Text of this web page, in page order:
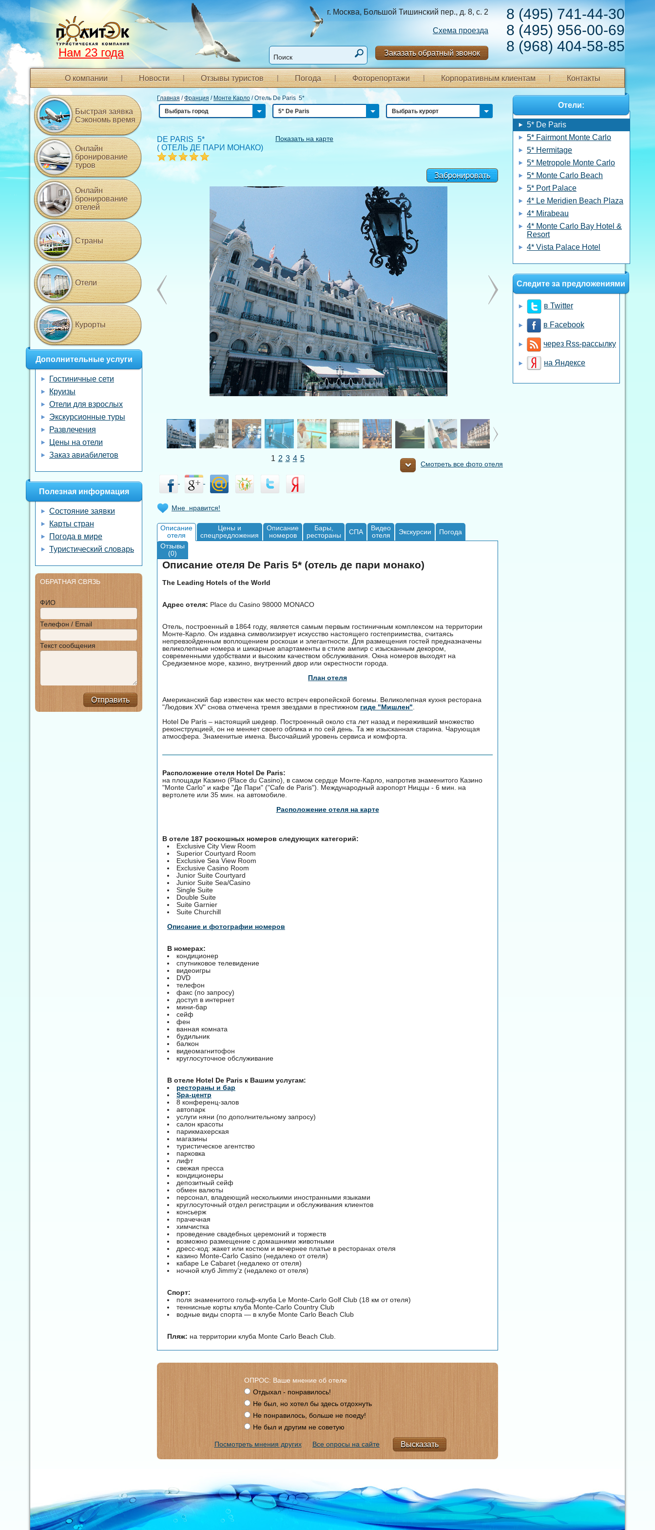
8 (495) 741-44-30
8 (495) 956-00-69
8 (968) 404-58-85
г. Москва, Большой Тишинский пер., д. 8, с. 2
Схема проезда
Заказать обратный звонок
Нам 23 года
О компании Новости Отзывы туристов Погода Фоторепортажи Корпоративным клиентам Контакты
Главная /Франция / Монте Карло /Отель De Paris 5*
Выбрать город
5* De Paris Выбрать курорт
DE PARIS 5*
( ОТЕЛЬ ДЕ ПАРИ МОНАКО)
Показать на карте
Забронировать
Смотреть все фото отеля
1 2 3 4 5
Мне нравится!
Описание
отеля
Цены и
спецпредложения
Описание
номеров
Бары,
рестораны
СПА
Видео
отеля
Экскурсии
Погода
Отзывы
(0)
Описание отеля De Paris 5* (отель де пари монако)
The Leading Hotels of the World
Адрес отеля: Place du Casino 98000 MONACO
Отель, построенный в 1864 году, является самым первым гостиничным комплексом на территории
Монте-Карло. Он издавна символизирует искусство настоящего гостеприимства, считаясь
непревзойденным воплощением роскоши и элегантности. Для размещения гостей предназначены
великолепные номера и шикарные апартаменты в стиле ампир с изысканным декором,
современными удобствами и высоким качеством обслуживания. Окна номеров выходят на
Средиземное море, казино, внутренний двор или окрестности города.
План отеля
Американский бар известен как место встреч европейской богемы. Великолепная кухня ресторана
"Людовик XV" снова отмечена тремя звездами в престижном гиде "Мишлен"
Hotel De Paris – настоящий шедевр. Построенный около ста лет назад и переживший множество
реконструкцией, он не меняет своего облика и по сей день. Та же изысканная старина. Чарующая
атмосфера. Знаменитые имена. Высочайший уровень сервиса и комфорта.
Расположение отеля Hotel De Paris:
на площади Казино (Place du Casino), в самом сердце Монте-Карло, напротив знаменитого Казино
"Monte Carlo" и кафе "Де Пари" ("Cafe de Paris"). Международный аэропорт Ниццы - 6 мин. на
вертолете или 35 мин. на автомобиле.
Расположение отеля на карте
В отеле 187 роскошных номеров следующих категорий:
Exclusive City View Room
Superior Courtyard Room
Exclusive Sea View Room
Exclusive Casino Room
Junior Suite Courtyard
Junior Suite Sea/Casino
Single Suite
Double Suite
Suite Garnier
Suite Churchill
Описание и фотографии номеров
В номерах:
кондиционер
спутниковое телевидение
видеоигры
DVD
телефон
факс (по запросу)
доступ в интернет
мини-бар
сейф
фен
ванная комната
будильник
балкон
видеомагнитофон
круглосуточное обслуживание
B отеле Hotel De Paris к Вашим услугам:
рестораны и бар
Spa-центр
8 конференц-залов
автопарк
услуги няни (по дополнительному запросу)
салон красоты
парикмахерская
магазины
туристическое агентство
парковка
лифт
свежая пресса
кондиционеры
депозитный сейф
обмен валюты
персонал, владеющий несколькими иностранными языками
круглосуточный отдел регистрации и обслуживания клиентов
консьерж
прачечная
химчистка
проведение свадебных церемоний и торжеств
возможно размещение с домашними животными
дресс-код: жакет или костюм и вечернее платье в ресторанах отеля
казино Monte-Carlo Casino (недалеко от отеля)
кабаре Le Cabaret (недалеко от отеля)
ночной клуб Jimmy’z (недалеко от отеля)
Спорт:
поля знаменитого гольф-клуба Le Monte-Carlo Golf Club (18 км от отеля)
теннисные корты клуба Monte-Carlo Country Club
водные виды спорта — в клубе Monte Carlo Beach Club
Пляж: на территории клуба Monte Carlo Beach Club.
ОПРОС: Ваше мнение об отеле
Отдыхал - понравилось!
Не был, но хотел бы здесь отдохнуть
Не понравилось, больше не поеду!
Не был и другим не советую
Посмотреть мнения других Все опросы на сайте
Быстрая заявка
Сэкономь время
Онлайн
бронирование
туров
Онлайн
бронирование
отелей
Страны
Отели
Курорты
Дополнительные услуги
Гостиничные сети
Круизы
Отели для взрослых
Экскурсионные туры
Развлечения
Цены на отели
Заказ авиабилетов
Полезная информация
Состояние заявки
Карты стран
Погода в мире
Туристический словарь
ОБРАТНАЯ СВЯЗЬ
ФИО
Телефон / Email
Текст сообщения
Отправить
Отели:
5* De Paris
5* Fairmont Monte Carlo
5* Hermitage
5* Metropole Monte Carlo
5* Monte Carlo Beach
5* Port Palace
4* Le Meridien Beach Plaza
4* Mirabeau
4* Monte Carlo Bay Hotel &
Resort
4* Vista Palace Hotel
Следите за предложениями
в Twitter
в Facebook
через Rss-рассылку
на Яндексе